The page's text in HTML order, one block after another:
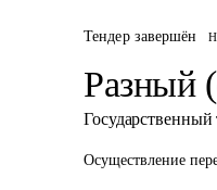
Тендер завершён
Разный
Государственный
Осуществление